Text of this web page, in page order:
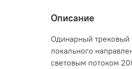
Описание
Одинарный трековый
локального
световым потоком